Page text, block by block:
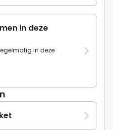
in deze
in deze